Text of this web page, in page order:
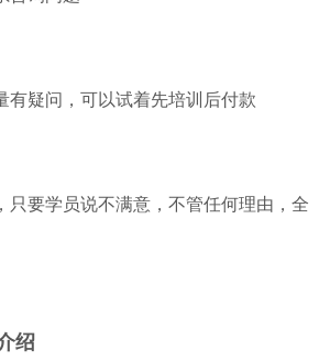
有疑问，可以试着先培训后付款
只要学员说不满意，不管任何理由，全
绍